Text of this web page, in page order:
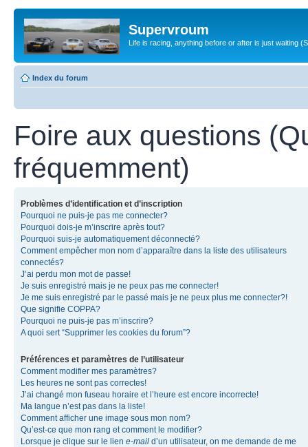
Supervroum
Life is racing, anything before or after is just waiting
Index du forum
Foire aux questions
fréquemment)
Problèmes d’identification et d’inscription
Pourquoi ne puis-je pas me connecter?
Pourquoi dois-je m’inscrire après tout?
Pourquoi suis-je automatiquement déconnecté?
Comment empêcher mon nom d’apparaître dans la liste des utilisateurs
connectés?
J’ai perdu mon mot de passe!
Je suis enregistré mais je ne peux pas me connecter!
Je me suis enregistré par le passé mais je ne peux plus me connecter?!
Que signifie COPPA?
Pourquoi ne puis-je pas m’inscrire?
A quoi sert “Supprimer les cookies du forum”?
Préférences et paramètres de l’utilisateur
Comment modifier mes paramètres?
Les heures ne sont pas correctes!
J’ai changé mon fuseau horaire et l’heure est encore incorrecte!
Ma langue n’est pas dans la liste!
Comment afficher une image sous mon nom?
Qu’est-ce que mon rang et comment le modifier?
Lorsque je clique sur le lien e-mail d’un utilisateur, on me demande de me